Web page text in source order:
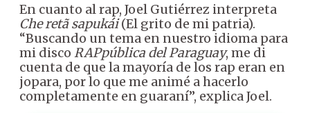
En cuanto al rap, Joel Gutiérrez interpreta
Che retã sapukái(El grito de mi patria).
“Buscando un tema en nuestro idioma para
mi disco RAPpública del Paraguay, me di
cuenta de que la mayoría de los rap eran en
jopara, por lo que me animé a hacerlo
completamente en guaraní”, explica Joel.